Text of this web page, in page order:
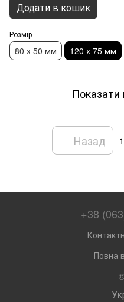
Додати в кошик
Розмір
80 х 50 мм 120 х 75 мм
Показати
Назад 1
+38
Повна